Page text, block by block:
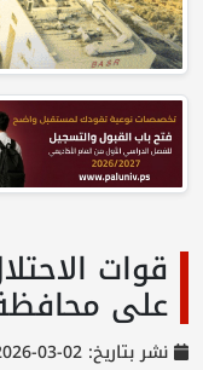
قوات
على
نشر بتاريخ: 02-03-2026 |